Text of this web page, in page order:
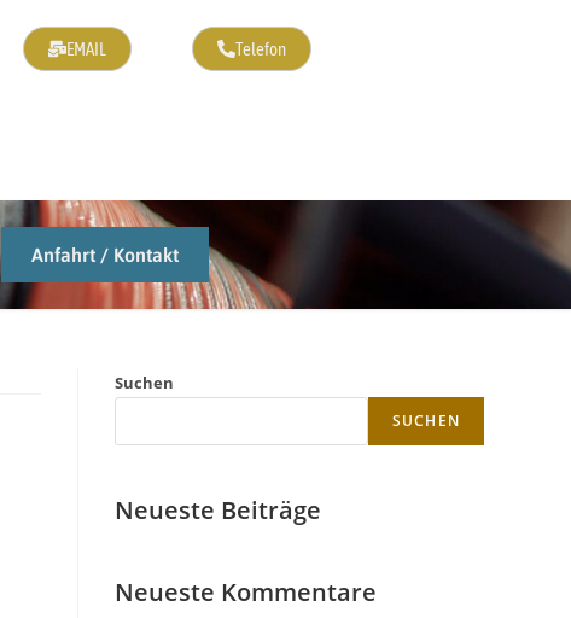
EMAIL Telefon
Anfahrt / Kontakt
Suchen
SUCHEN
Neueste Beiträge
Neueste Kommentare